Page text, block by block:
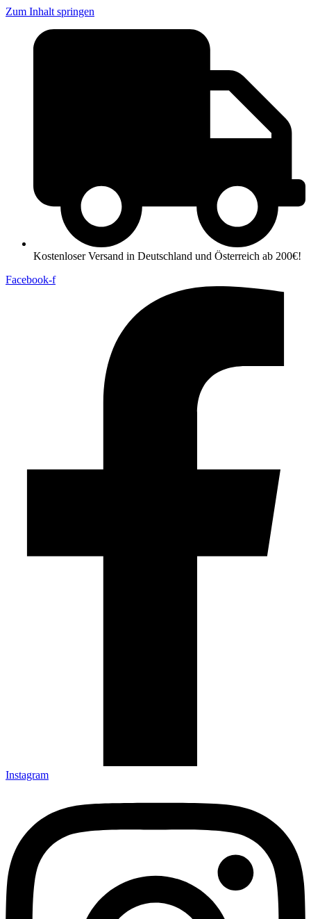
Zum Inhalt springen
Kostenloser Versand in Deutschland und Österreich ab 200€!
Facebook-f
Instagram